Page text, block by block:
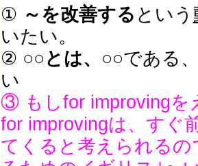
① ～を改善する という
いたい。
② ○○とは、○○である
い
③ もしfor improvingを
for improvingは、すぐ
てくると考えられる